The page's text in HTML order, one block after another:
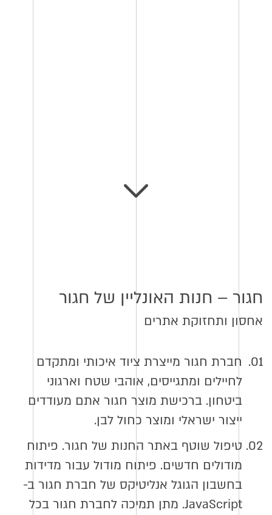
חגור – חנות האונליין של חגור
אחסון ותחזוקת אתרים
01.
חברת חגור מייצרת ציוד איכותי ומתקדם
לחיילים ומתגייסים, אוהבי שטח וארגוני
ביטחון. ברכישת מוצר חגור אתם מעודדים
ייצור ישראלי ומוצר כחול לבן.
02. טיפול שוטף באתר החנות של חגור. פיתוח
מודולים חדשים. פיתוח מודול עבור מדידות
בחשבון הגוגל אנליטיקס של חברת חגור ב-
JavaScript. מתן תמיכה לחברת חגור בכל